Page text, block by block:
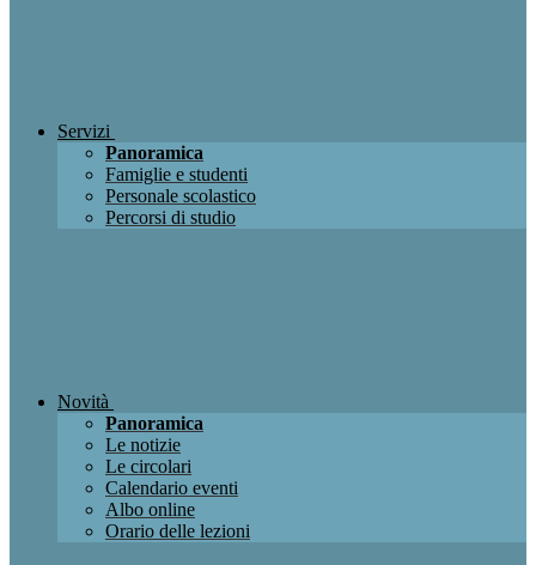
Servizi
Panoramica
Famiglie e studenti
Personale scolastico
Percorsi di studio
Novità
Panoramica
Le notizie
Le circolari
Calendario eventi
Albo online
Orario delle lezioni